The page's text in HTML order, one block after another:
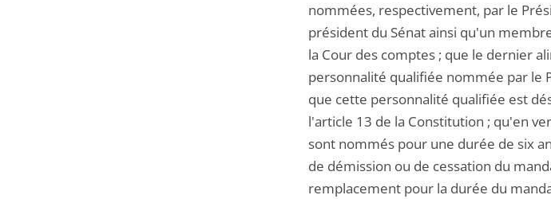
nommées, respectivement, par le
président du Sénat ainsi qu'un
la Cour des comptes ; que le dernier
personnalité qualifiée nommée par le
que cette personnalité qualifiée est
l'article 13 de la Constitution ; qu'en
sont nommés pour une durée de six
de démission ou de cessation du
remplacement pour la durée du